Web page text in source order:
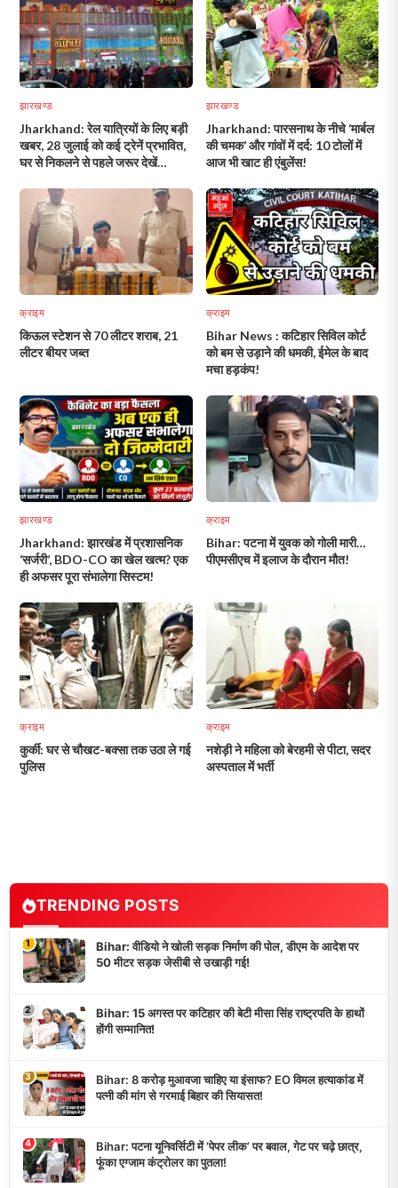
झारखण्ड
Jharkhand: रेल यात्रियों के लिए बड़ी
खबर, 28 जुलाई को कई ट्रेनें प्रभावित,
घर से निकलने से पहले जरूर देखें
झारखण्ड
Jharkhand: पारसनाथ के नीचे ‘मार्बल
की चमक’ और गांवों में दर्द: 10 टोलों में
आज भी खाट ही एंबुलेंस!
क्राइम
किऊल स्टेशन से 70 लीटर शराब, 21
लीटर बीयर जब्त
क्राइम
Bihar News : कटिहार सिविल कोर्ट
को बम से उड़ाने की धमकी, ईमेल के बाद
मचा हड़कंप!
झारखण्ड
Jharkhand: झारखंड में प्रशासनिक
‘सर्जरी’, BDO-CO का खेल खत्म? एक
ही अफसर पूरा संभालेगा सिस्टम!
क्राइम
Bihar: पटना में युवक को गोली मारी…
पीएमसीएच में इलाज के दौरान मौत!
क्राइम
कुर्की: घर से चौखट-बक्सा तक उठा ले गई
पुलिस
क्राइम
नशेड़ी ने महिला को बेरहमी से पीटा, सदर
अस्पताल में भर्ती
TRENDING POSTS
1
Bihar: वीडियो ने खोली सड़क निर्माण की पोल, डीएम के आदेश पर
50 मीटर सड़क जेसीबी से उखाड़ी गई!
2
Bihar: 15 अगस्त पर कटिहार की बेटी मीसा सिंह राष्ट्रपति के हाथों
होंगी सम्मानित!
3
Bihar: 8 करोड़ मुआवजा चाहिए या इंसाफ? EO विमल हत्याकांड में
पत्नी की मांग से गरमाई बिहार की सियासत!
4
Bihar: पटना यूनिवर्सिटी में ‘पेपर लीक’ पर बवाल, गेट पर चढ़े छात्र,
फूंका एग्जाम कंट्रोलर का पुतला!